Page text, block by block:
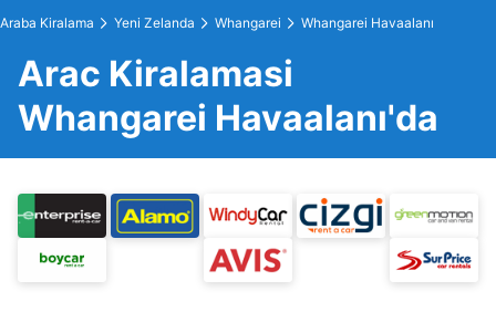
Araba Kiralama Yeni Zelanda Whangarei Whangarei Havaalanı
Arac Kiralamasi
Whangarei Havaalanı'da